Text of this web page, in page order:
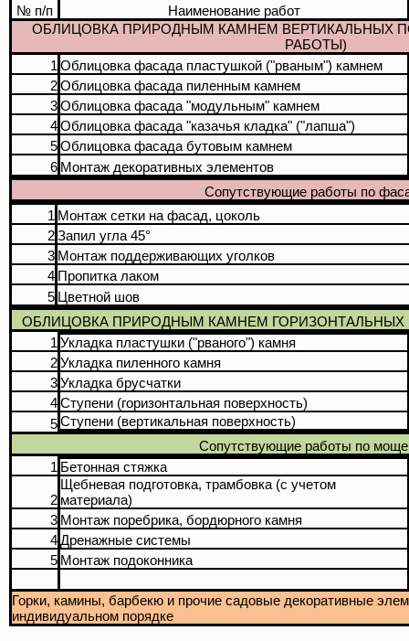
№ п/п
Наименование работ
ОБЛИЦОВКА ПРИРОДНЫМ КАМНЕМ ВЕРТИКАЛЬНЫХ
РАБОТЫ)
1 Облицовка фасада пластушкой ("рваным") камнем
2Облицовка фасада пиленным камнем
3Облицовка фасада "модульным" камнем
4Облицовка фасада "казачья кладка" ("лапша")
5Облицовка фасада бутовым камнем
6 Монтаж декоративных элементов
Сопутствующие работы по
1 Монтаж сетки на фасад, цоколь
2Запил угла 45°
3 Монтаж поддерживающих уголков
4 Пропитка лаком
5 Цветной шов
ОБЛИЦОВКА ПРИРОДНЫМ КАМНЕМ
1 Укладка пластушки ("рваного") камня
2Укладка пиленного камня
3Укладка брусчатки
4Ступени (горизонтальная поверхность)
5Ступени (вертикальная поверхность)
Сопутствующие работы по
1 Бетонная стяжка
2
Щебневая подготовка, трамбовка (с учетом
материала)
3 Монтаж поребрика, бордюрного камня
4Дренажные системы
5 Монтаж подоконника
Горки, камины, барбекю и прочие садовые декоративные
индивидуальном порядке